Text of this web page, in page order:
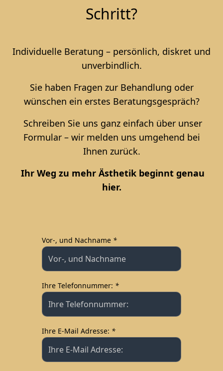
Schritt?
Individuelle Beratung – persönlich, diskret und
unverbindlich.
Sie haben Fragen zur Behandlung oder
wünschen ein erstes Beratungsgespräch?
Schreiben Sie uns ganz einfach über unser
Formular – wir melden uns umgehend bei
Ihnen zurück.
Ihr Weg zu mehr Ästhetik beginnt genau
hier.
Vor-, und Nachname *
Ihre Telefonnummer: *
Ihre E-Mail Adresse: *